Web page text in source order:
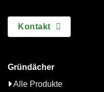
Kontakt
Gründächer
Alle Produkte